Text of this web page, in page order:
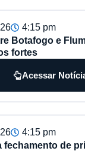
4:15 pm
Botafogo e
fortes
Acessar
4:15 pm
fechamento de